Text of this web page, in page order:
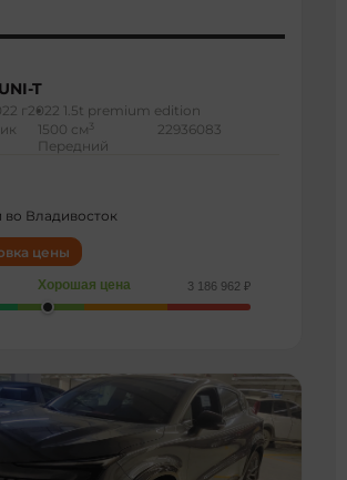
T
г 2022 1.5t premium edition
1500 см 3
Передний
22936083
во Владивосток
цены
Хорошая цена 3 186 962 ₽